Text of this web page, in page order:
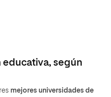
educativa, según
mejores universidades de